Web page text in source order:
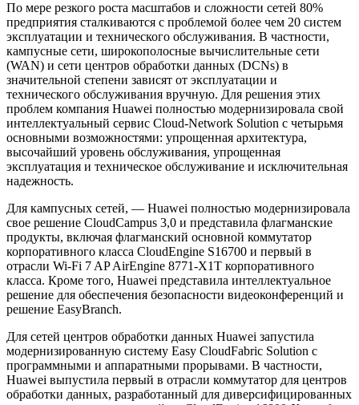
По мере резкого роста масштабов и сложности сетей 80%
предприятия сталкиваются с проблемой более чем 20 систем
эксплуатации и технического обслуживания. В частности,
кампусные сети, широкополосные вычислительные сети
(WAN) и сети центров обработки данных (DCNs) в
значительной степени зависят от эксплуатации и
технического обслуживания вручную. Для решения этих
проблем компания Huawei полностью модернизировала свой
интеллектуальный сервис Cloud-Network Solution с четырьмя
основными возможностями: упрощенная архитектура,
высочайший уровень обслуживания, упрощенная
эксплуатация и техническое обслуживание и исключительная
надежность.
Для кампусных сетей, — Huawei полностью модернизировала
свое решение CloudCampus 3,0 и представила флагманские
продукты, включая флагманский основной коммутатор
корпоративного класса CloudEngine S16700 и первый в
отрасли Wi-Fi 7 AP AirEngine 8771-X1T корпоративного
класса. Кроме того, Huawei представила интеллектуальное
решение для обеспечения безопасности видеоконференций и
решение EasyBranch.
Для сетей центров обработки данных Huawei запустила
модернизированную систему Easy CloudFabric Solution с
программными и аппаратными прорывами. В частности,
Huawei выпустила первый в отрасли коммутатор для центров
обработки данных, разработанный для диверсифицированных